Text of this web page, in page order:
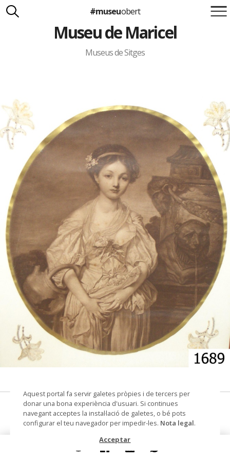
Suma't a la iniciativa
Nota legal
Carlota Royo
Francesca Barcellona
#museuobert
Museu de Maricel
Museus de Sitges
Figura femenina
gravat
Aquest portal fa servir galetes pròpies i de tercers per
donar una bona experiència d'usuari. Si continues
navegant acceptes la instal·lació de galetes, o bé pots
configurar el teu navegador per impedir-les. Nota legal.
Acceptar